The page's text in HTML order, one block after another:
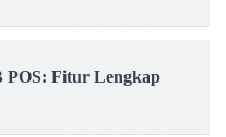
POS: Fitur Lengkap